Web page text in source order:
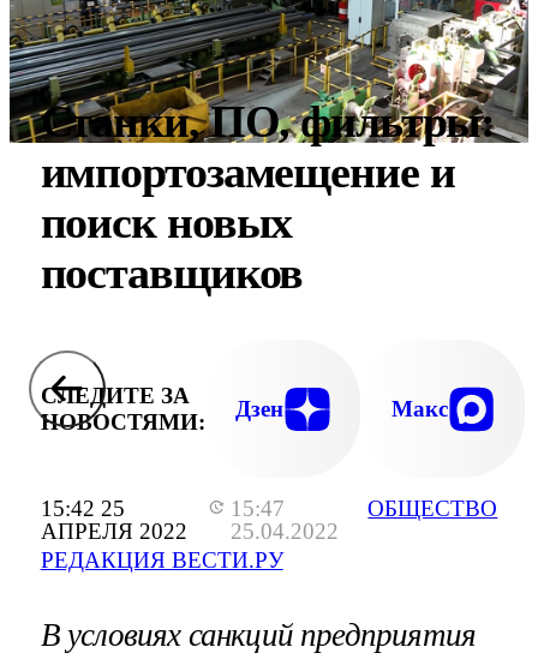
15:42 25
АПРЕЛЯ 2022
15:47
25.04.2022
РЕДАКЦИЯ ВЕСТИ.РУ
ОБЩЕСТВО
Станки, ПО, фильтры:
импортозамещение и
поиск новых
поставщиков
СЛЕДИТЕ ЗА
НОВОСТЯМИ:
Дзен Макс
В условиях санкций предприятия